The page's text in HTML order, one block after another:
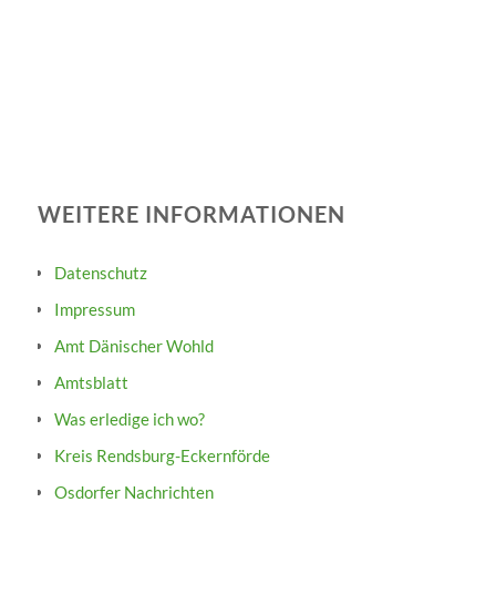
WEITERE INFORMATIONEN
Datenschutz
Impressum
Amt Dänischer Wohld
Amtsblatt
Was erledige ich wo?
Kreis Rendsburg-Eckernförde
Osdorfer Nachrichten